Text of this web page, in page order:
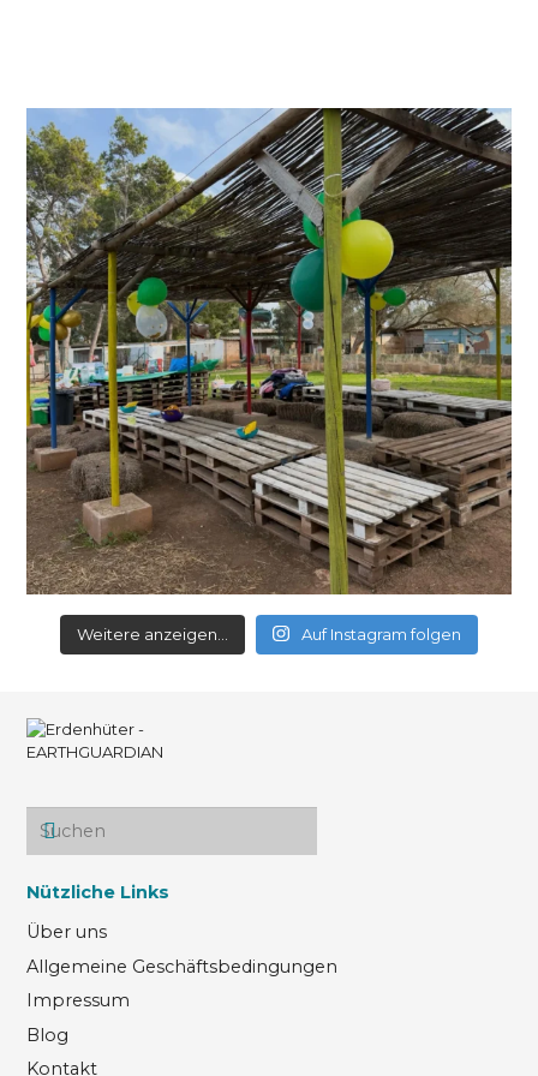
Weitere anzeigen... Auf Instagram folgen
Nützliche Links
Über uns
Allgemeine Geschäftsbedingungen
Impressum
Blog
Kontakt